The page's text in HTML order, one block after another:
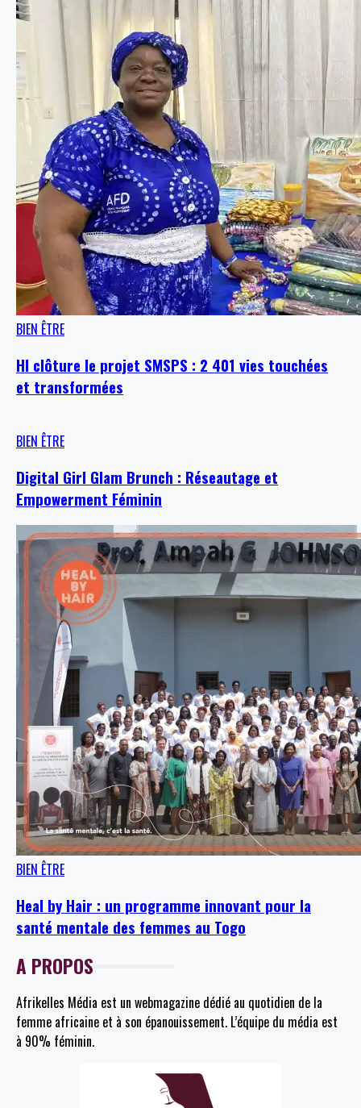
BIEN ÊTRE
HI clôture le projet SMSPS : 2 401 vies touchées
et transformées
BIEN ÊTRE
Digital Girl Glam Brunch : Réseautage et
Empowerment Féminin
BIEN ÊTRE
Heal by Hair : un programme innovant pour la
santé mentale des femmes au Togo
A PROPOS
Afrikelles Média est un webmagazine dédié au quotidien de la
femme africaine et à son épanouissement. L’équipe du média est
à 90% féminin.